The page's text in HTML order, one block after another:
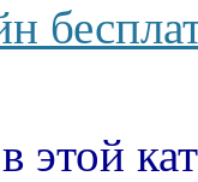
этой